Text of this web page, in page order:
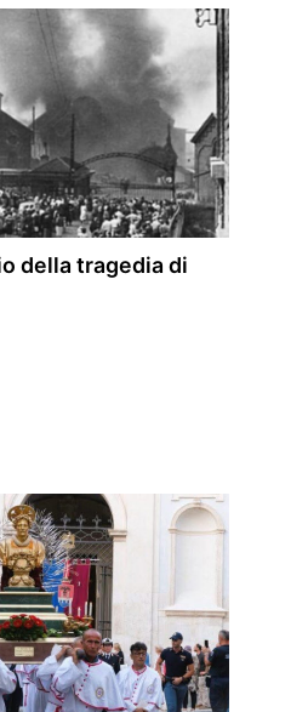
della tragedia di